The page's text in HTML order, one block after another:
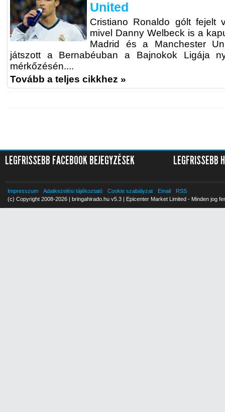
United
Cristiano Ronaldo gólt fejelt
mivel Danny Welbeck is a
Madrid és a Manchester
játszott a Bernabéuban a Bajnokok Ligája
mérkőzésén....
Tovább a teljes cikkhez »
LEGFRISSEBB FACEBOOK BEJEGYZÉSEK LEGFRISSEBB
Impresszum Adatkezelési tájékoztató Cookie szabályzat Email
RSS
(c) Copyright 2008-2026 | bringahirado.hu v5.3 | Epicenter Market Limited - Minden jog